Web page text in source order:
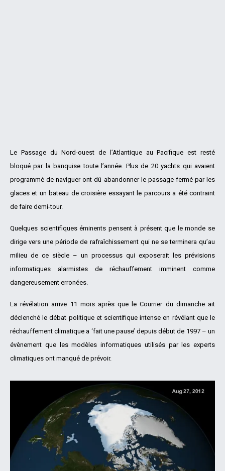
Le Passage du Nord-ouest de l’Atlantique au Pacifique est resté
bloqué par la banquise toute l’année. Plus de 20 yachts qui avaient
programmé de naviguer ont dû abandonner le passage fermé par les
glaces et un bateau de croisière essayant le parcours a été contraint
de faire demi-tour.
Quelques scientifiques éminents pensent à présent que le monde se
dirige vers une période de rafraîchissement qui ne se terminera qu’au
milieu de ce siècle – un processus qui exposerait les prévisions
informatiques alarmistes de réchauffement imminent comme
dangereusement erronées.
La révélation arrive 11 mois après que le Courrier du dimanche ait
déclenché le débat politique et scientifique intense en révélant que le
réchauffement climatique a ‘fait une pause’ depuis début de 1997 – un
évènement que les modèles informatiques utilisés par les experts
climatiques ont manqué de prévoir.